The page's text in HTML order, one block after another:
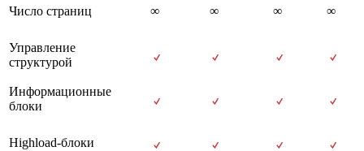
Число страниц ∞ ∞ ∞ ∞
Управление
структурой
Информационные
блоки
Highload-блоки